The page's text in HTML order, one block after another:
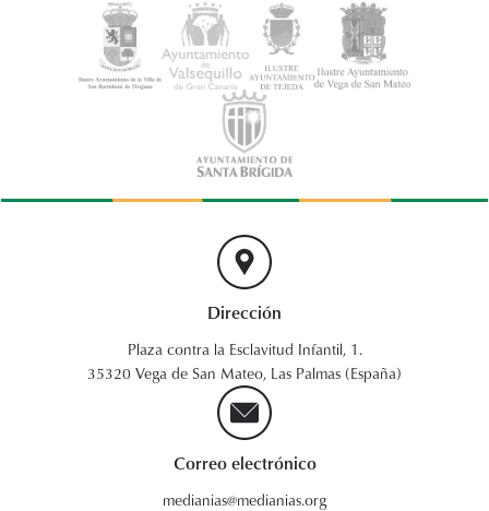
Dirección
Plaza contra la Esclavitud Infantil, 1.
35320 Vega de San Mateo, Las Palmas (España)
Correo electrónico
medianias@medianias.org